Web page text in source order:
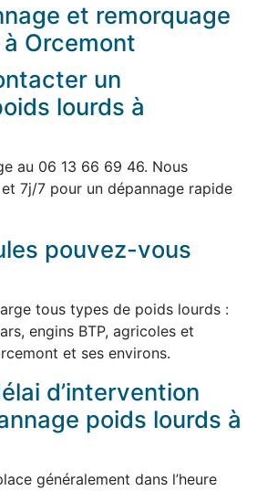
et remorquage
Orcemont
un
lourds à
au 06 13 66 69 46. Nous
7j/7 pour un dépannage rapide
pouvez-vous
tous types de poids lourds :
engins BTP, agricoles et
et ses environs.
d’intervention
poids lourds à
généralement dans l’heure